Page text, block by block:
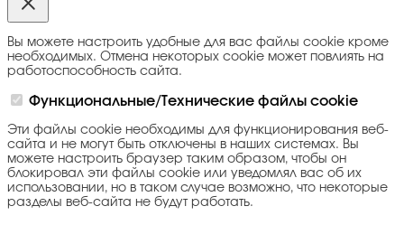
Вы можете настроить удобные для вас файлы cookie кроме
необходимых. Отмена некоторых cookie может повлиять на
работоспособность сайта.
Функциональные/Технические файлы cookie
Эти файлы cookie необходимы для функционирования веб-
сайта и не могут быть отключены в наших системах. Вы
можете настроить браузер таким образом, чтобы он
блокировал эти файлы cookie или уведомлял вас об их
использовании, но в таком случае возможно, что некоторые
разделы веб-сайта не будут работать.